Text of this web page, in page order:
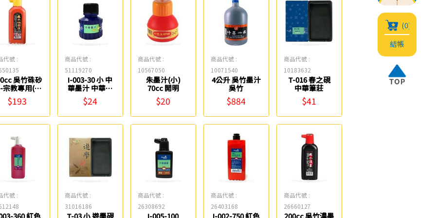
(0)
結帳
代號 :
吳竹硃砂
宗教專用(黃
蓋) 吳竹
$193
商品代號 :
51119270
I-003-30 小 中
華墨汁 中華筆
莊
$24
商品代號 :
10567050
朱墨汁(小)
70cc 開明
$20
商品代號 :
10071540
4公升 吳竹墨汁
吳竹
$884
商品代號 :
10183632
T-016 春之硯
中華筆莊
$41
代號 :
商品代號 :
31016186
商品代號 :
26308692
商品代號 :
26403168
商品代號 :
26660127